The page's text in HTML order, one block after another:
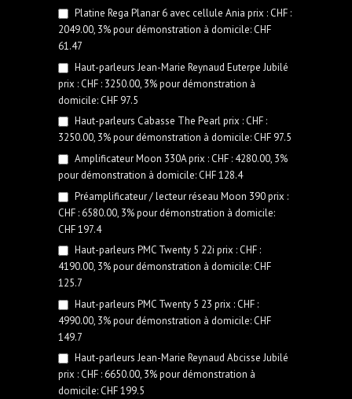
Platine Rega Planar 6 avec cellule Ania prix : CHF :
2049.00, 3% pour démonstration à domicile: CHF
61.47
Haut-parleurs Jean-Marie Reynaud Euterpe Jubilé
prix : CHF : 3250.00, 3% pour démonstration à
domicile: CHF 97.5
Haut-parleurs Cabasse The Pearl prix : CHF :
3250.00, 3% pour démonstration à domicile: CHF 97.5
Amplificateur Moon 330A prix : CHF : 4280.00, 3%
pour démonstration à domicile: CHF 128.4
Préamplificateur / lecteur réseau Moon 390 prix :
CHF : 6580.00, 3% pour démonstration à domicile:
CHF 197.4
Haut-parleurs PMC Twenty 5 22i prix : CHF :
4190.00, 3% pour démonstration à domicile: CHF
125.7
Haut-parleurs PMC Twenty 5 23 prix : CHF :
4990.00, 3% pour démonstration à domicile: CHF
149.7
Haut-parleurs Jean-Marie Reynaud Abcisse Jubilé
prix : CHF : 6650.00, 3% pour démonstration à
domicile: CHF 199.5